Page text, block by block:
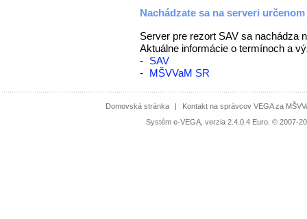
Nachádzate sa na serveri
Server pre rezort SAV sa nachádza
Aktuálne informácie o termínoch a
- SAV
- MŠVVaM SR
Domovská stránka |
Kontakt na správcov VEGA za
Systém e-VEGA, verzia 2.4.0.4 Euro. © 2007-